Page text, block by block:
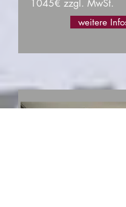
1045€ zzgl. MwSt.
weitere